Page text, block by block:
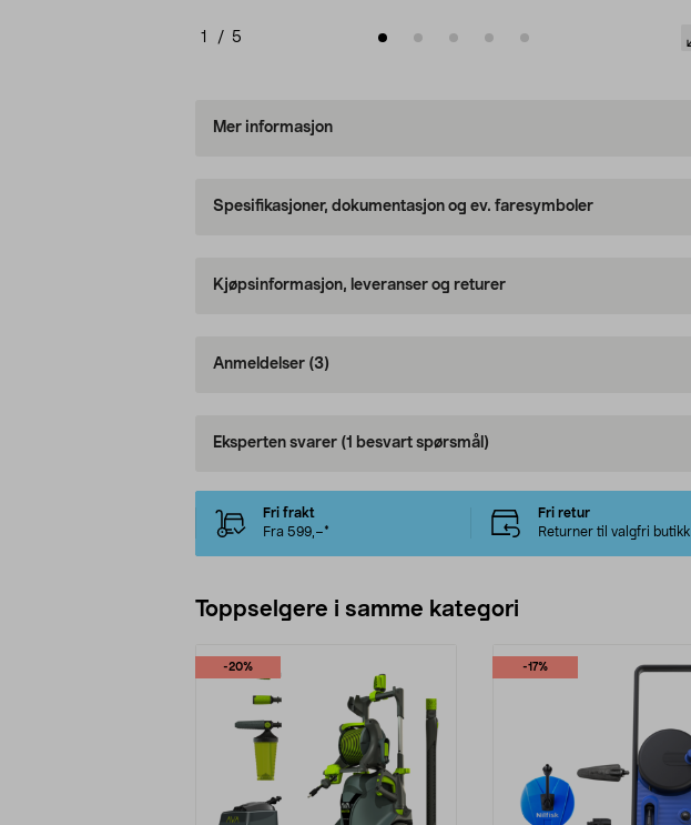
1 / 5
Mer informasjon
Spesifikasjoner, dokumentasjon og ev. faresymboler
Kjøpsinformasjon, leveranser og returer
Anmeldelser (3)
Eksperten svarer (1 besvart spørsmål)
Fri frakt
Fra 599,–*
Fri retur
Returner til valgfri butikk
Toppselgere i samme kategori
-20% -17%